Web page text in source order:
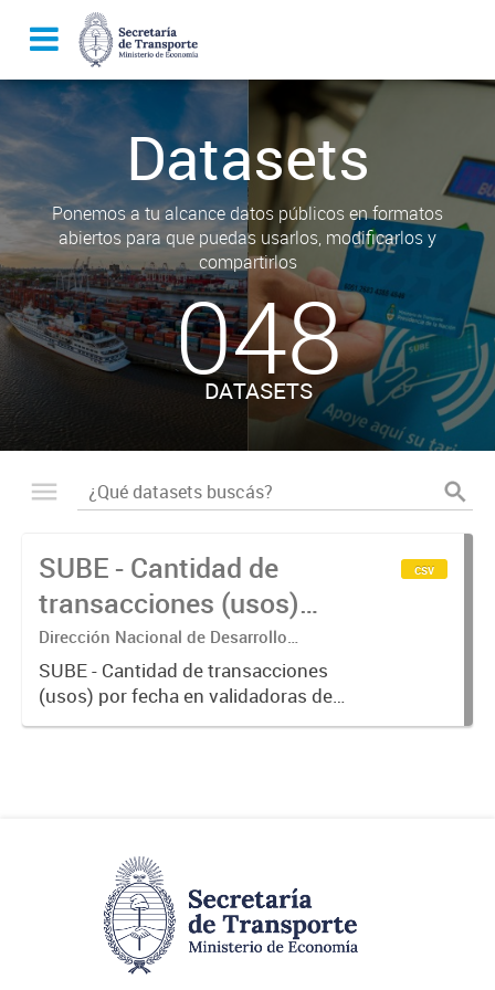
Datasets
Ponemos a tu alcance datos públicos en formatos
abiertos para que puedas usarlos, modificarlos y
compartirlos
048
DATASETS
SUBE - Cantidad de
transacciones (usos)
por fecha
Dirección Nacional de Desarrollo
Tecnológico - Ministerio de Transporte.
SUBE - Cantidad de transacciones
(usos) por fecha en validadoras de
la red SUBE.
csv